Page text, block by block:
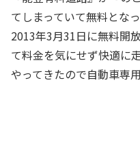
てしまっていて無料とな
2013年3月31日に無料開
て料金を気にせず快適に
やってきたので自動車専